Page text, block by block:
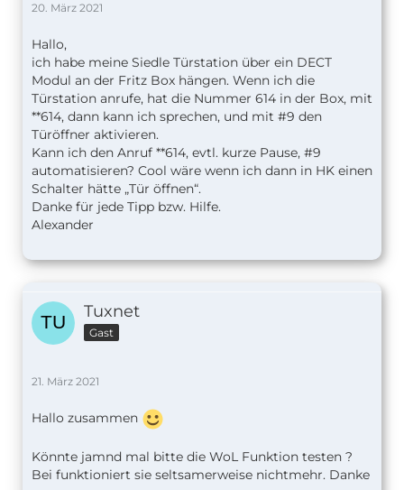
20. März 2021
Hallo,
ich habe meine Siedle Türstation über ein DECT
Modul an der Fritz Box hängen. Wenn ich die
Türstation anrufe, hat die Nummer 614 in der Box, mit
**614, dann kann ich sprechen, und mit #9 den
Türöffner aktivieren.
Kann ich den Anruf **614, evtl. kurze Pause, #9
automatisieren? Cool wäre wenn ich dann in HK einen
Schalter hätte „Tür öffnen“.
Danke für jede Tipp bzw. Hilfe.
Alexander
Tuxnet
Gast
21. März 2021
Hallo zusammen
Könnte jamnd mal bitte die WoL Funktion testen ?
Bei funktioniert sie seltsamerweise nichtmehr. Danke